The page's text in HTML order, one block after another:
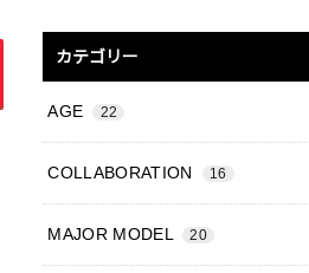
カテゴリー
AGE 22
COLLABORATION 16
MAJOR MODEL 20